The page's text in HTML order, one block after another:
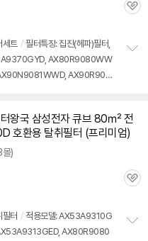
관
세트 / 필터특징: 집진(헤파)필터,
AX80R9080WW
AX90R9081
기
왕국 삼성전자 큐브 80㎡ 전
호환용 탈취필터 (프리미엄)
몰)
관
필터 / 적용모델: AX53A9310G
AX80R9080